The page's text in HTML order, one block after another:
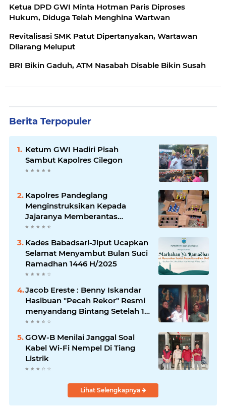
Ketua DPD GWI Minta Hotman Paris Diproses
Hukum, Diduga Telah Menghina Wartwan
Revitalisasi SMK Patut Dipertanyakan, Wartawan
Dilarang Meluput
BRI Bikin Gaduh, ATM Nasabah Disable Bikin Susah
Berita Terpopuler
Ketum GWI Hadiri Pisah
Sambut Kapolres Cilegon
Kapolres Pandeglang
Menginstruksikan Kepada
Jajaranya Memberantas
Peredaran Miras
Kades Babadsari-Jiput Ucapkan
Selamat Menyambut Bulan Suci
Ramadhan 1446 H/2025
Jacob Ereste : Benny Iskandar
Hasibuan "Pecah Rekor" Resmi
menyandang Bintang Setelah 14
Tahun Ngejokrok Berpangjat
GOW-B Menilai Janggal Soal
Kabel Wi-Fi Nempel Di Tiang
Listrik
Lihat Selengkapnya